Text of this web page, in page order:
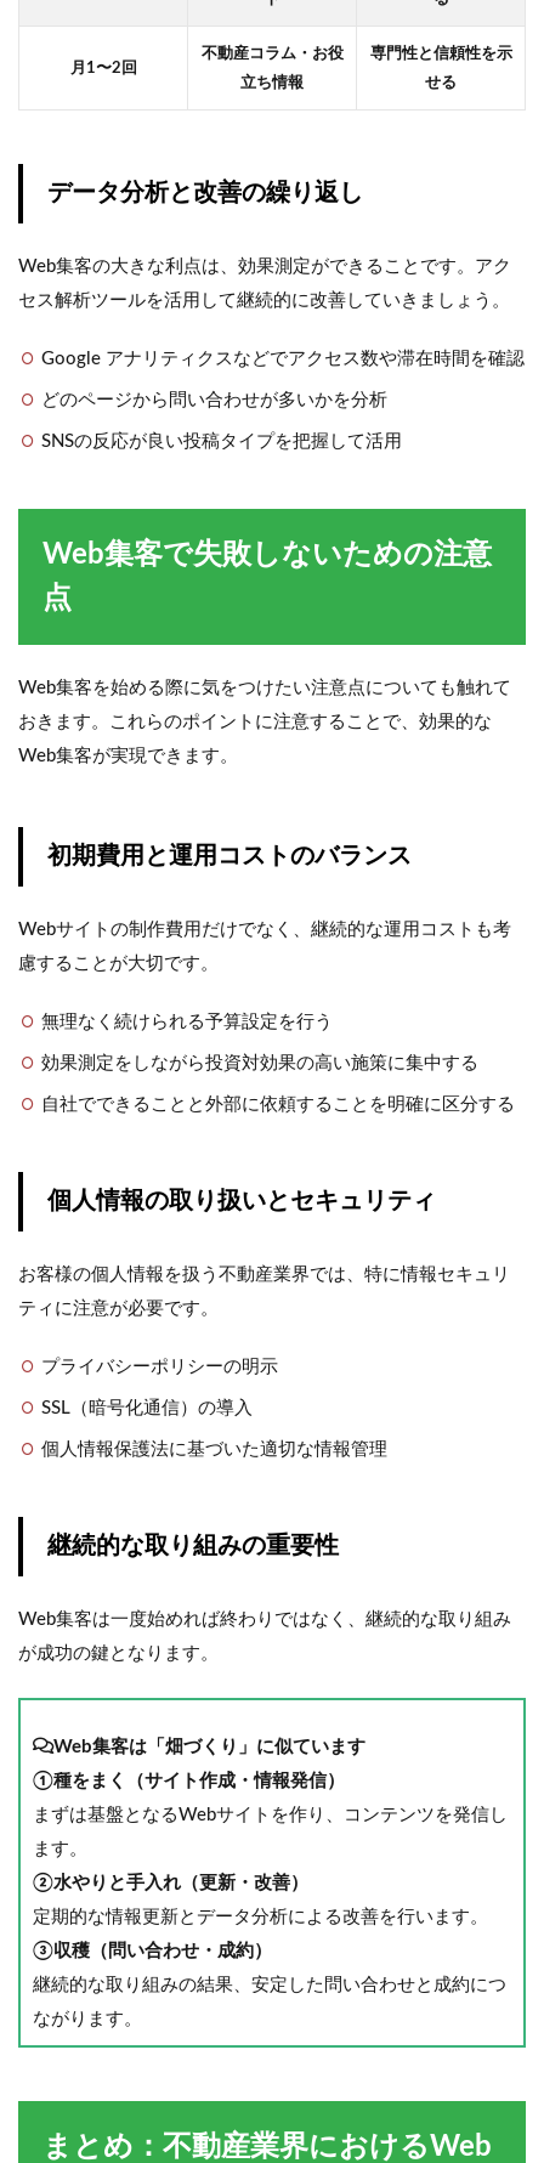
月1〜2回
不動産コラム・お役
立ち情報
専門性と信頼性を示
せる
データ分析と改善の繰り返し
Web集客の大きな利点は、効果測定ができることです。アク
セス解析ツールを活用して継続的に改善していきましょう。
Google アナリティクスなどでアクセス数や滞在時間を確認
どのページから問い合わせが多いかを分析
SNSの反応が良い投稿タイプを把握して活用
Web集客で失敗しないための注意
点
Web集客を始める際に気をつけたい注意点についても触れて
おきます。これらのポイントに注意することで、効果的な
Web集客が実現できます。
初期費用と運用コストのバランス
Webサイトの制作費用だけでなく、継続的な運用コストも考
慮することが大切です。
無理なく続けられる予算設定を行う
効果測定をしながら投資対効果の高い施策に集中する
自社でできることと外部に依頼することを明確に区分する
個人情報の取り扱いとセキュリティ
お客様の個人情報を扱う不動産業界では、特に情報セキュリ
ティに注意が必要です。
プライバシーポリシーの明示
SSL（暗号化通信）の導入
個人情報保護法に基づいた適切な情報管理
継続的な取り組みの重要性
Web集客は一度始めれば終わりではなく、継続的な取り組み
が成功の鍵となります。
Web集客は「畑づくり」に似ています
①種をまく（サイト作成・情報発信）
まずは基盤となるWebサイトを作り、コンテンツを発信し
ます。
②水やりと手入れ（更新・改善）
定期的な情報更新とデータ分析による改善を行います。
③収穫（問い合わせ・成約）
継続的な取り組みの結果、安定した問い合わせと成約につ
ながります。
まとめ：不動産業界におけるWeb